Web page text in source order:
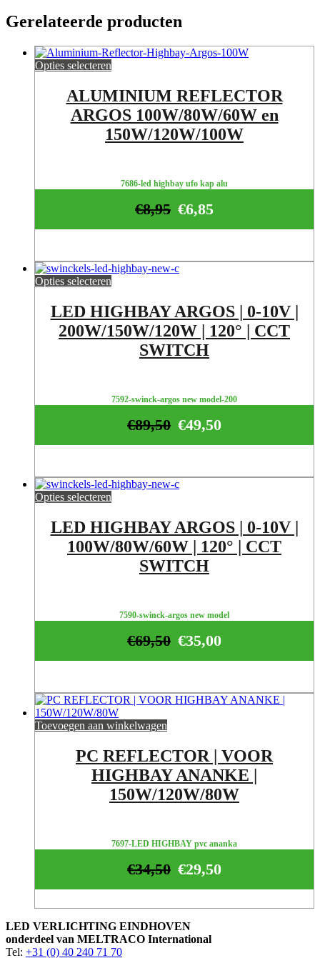
Gerelateerde producten
Opties selecteren
ALUMINIUM REFLECTOR
ARGOS 100W/80W/60W en
150W/120W/100W
7686-led highbay ufo kap alu
€6,85
€8,95
Opties selecteren
LED HIGHBAY ARGOS | 0-10V |
200W/150W/120W | 120° | CCT
SWITCH
7592-swinck-argos new model-200
€49,50
€89,50
Opties selecteren
LED HIGHBAY ARGOS | 0-10V |
100W/80W/60W | 120° | CCT
SWITCH
7590-swinck-argos new model
€35,00
€69,50
Toevoegen aan winkelwagen
PC REFLECTOR | VOOR
HIGHBAY ANANKE |
150W/120W/80W
7697-LED HIGHBAY pvc ananka
€29,50
€34,50
LED VERLICHTING EINDHOVEN
onderdeel van MELTRACO International
Tel: +31 (0) 40 240 71 70